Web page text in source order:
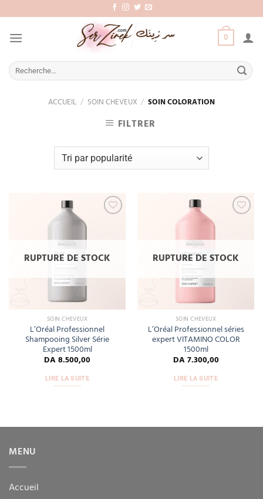
au
contenu
0
Recherche
pour :
ACCUEIL / SOIN CHEVEUX / SOIN COLORATION
FILTRER
RUPTURE DE STOCK
SOIN CHEVEUX
L’Oréal Professionnel
Shampooing Silver Série
Expert 1500ml
DA8.500,00
LIRE LA SUITE
RUPTURE DE STOCK
SOIN CHEVEUX
L’Oréal Professionnel séries
expert VITAMINO COLOR
1500ml
DA7.300,00
LIRE LA SUITE
MENU
Accueil